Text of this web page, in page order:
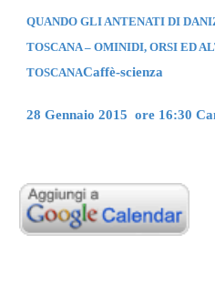
QUANDO GLI ANTENATI DI
TOSCANA – OMINIDI, ORSI ED
TOSCANACaffè-scienza
28 Gennaio 2015  ore 16:30